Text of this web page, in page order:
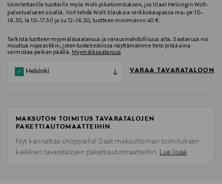
toimitettaville tuotteille myös Wolt-pikatoimituksen, jos tilaat Helsingin Wolt-
palvelualueen sisällä. Voit tehdä Wolt-tilauksia verkkokaupassa ma–pe 10–
18.30, la 10–17.30 ja su 12–16.30, tuotteen minimiarvo 40 €.
Tarkista tuotteen myymäläsaatavuus ja varausmahdollisuus alta. Saatavuus voi
muuttua nopeastikin, joten tuotetiedoissa näyttämämme tieto pitää aina
varmistaa paikan päällä. Myymäläsaatavuus
Helsinki VARAA TAVARATALOON
MAKSUTON TOIMITUS TAVARATALOJEN
PAKETTIAUTOMAATTEIHIN
Nyt kannattaa shoppailla! Saat maksuttoman toimituksen
kaikkien tavaratalojen pakettiautomaatteihin. Lue lisää